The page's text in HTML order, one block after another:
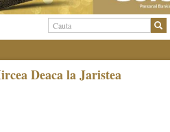
Deaca la Jaristea